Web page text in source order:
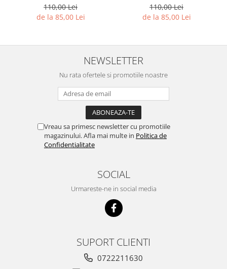
110,00 Lei
de la 85,00 Lei
110,00 Lei
de la 85,00 Lei
NEWSLETTER
Nu rata ofertele si promotiile noastre
Vreau sa primesc newsletter cu promotiile
magazinului. Afla mai multe in Politica de
Confidentialitate
SOCIAL
Urmareste-ne in social media
SUPORT CLIENTI
0722211630